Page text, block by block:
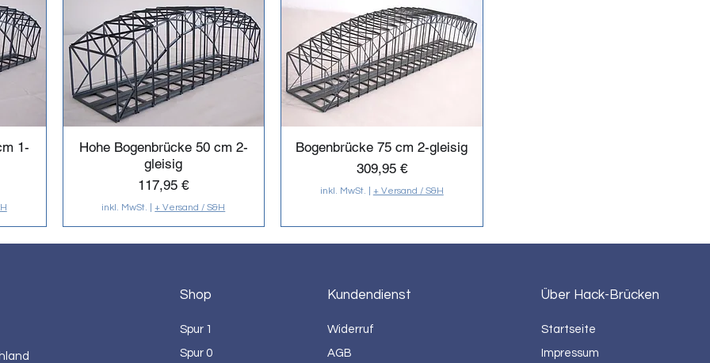
1-
Hohe Bogenbrücke 50 cm 2-
gleisig
Preis
117,95 €
inkl. MwSt. |+ Versand / S&H
Bogenbrücke 75 cm 2-gleisig
Preis
309,95 €
inkl. MwSt. + Versand / S&H
Shop
Spur 1
Spur 0
Kundendienst
Widerruf
AGB
Über Hack-Brücken
Startseite
Impressum